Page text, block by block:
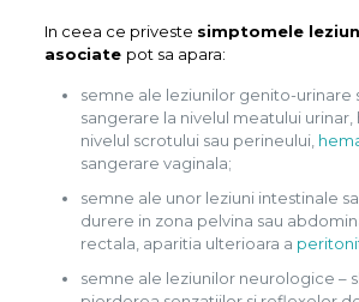
In ceea ce priveste simptomele
asociate pot sa apara:
semne ale leziunilor genito-urinare
sangerare la nivelul meatului
nivelul scrotului sau perineului,
sangerare vaginala;
semne ale unor leziuni intestinale
durere in zona pelvina sau
rectala, aparitia ulterioara a
semne ale leziunilor neurologice –